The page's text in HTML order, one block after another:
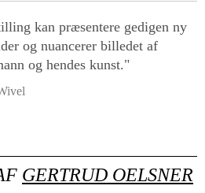
kan præsentere gedigen ny
og nuancerer billedet af
og hendes kunst."
GERTRUD OELSNER